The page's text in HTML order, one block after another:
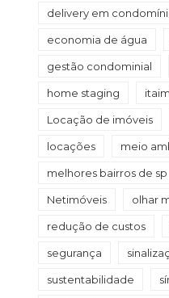
delivery em
economia de água
gestão condominial
home staging
Locação de imóveis
locações meio
melhores bairros de sp
Netimóveis olhar
redução de custos
segurança
sustentabilidade